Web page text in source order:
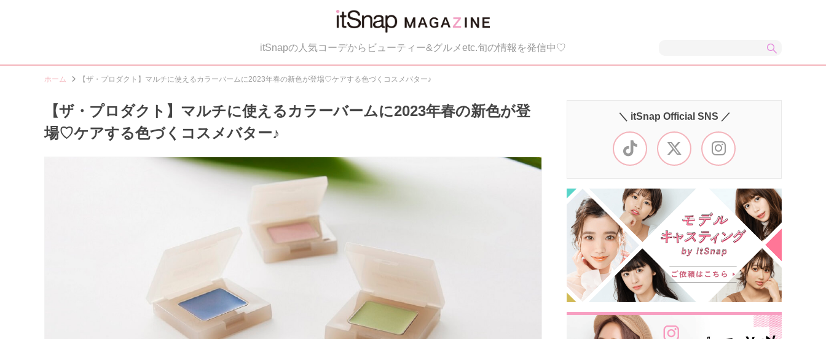
itSnapの人気コーデからビューティー&グルメetc.旬の情報を発信中♡
ホーム 【ザ・プロダクト】マルチに使えるカラーバームに2023年春の新色が登場♡ケアする色づくコスメバター♪
【ザ・プロダクト】マルチに使えるカラーバームに2023年春の新色が登
場♡ケアする色づくコスメバター♪
＼ itSnap Official SNS ／